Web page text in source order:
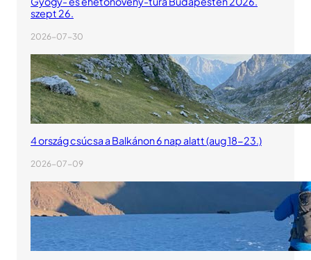
szept 26.
2026-07-30
4 ország csúcsa a Balkánon 6 nap alatt (aug 18-23.)
2026-07-09